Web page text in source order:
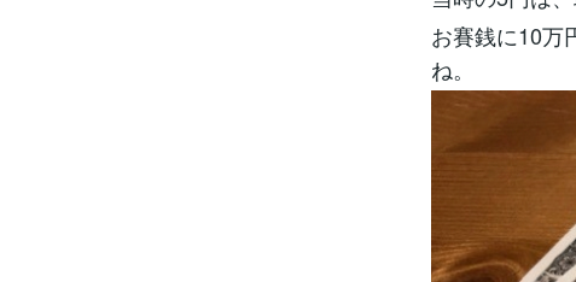
お賽銭に10万
ね。